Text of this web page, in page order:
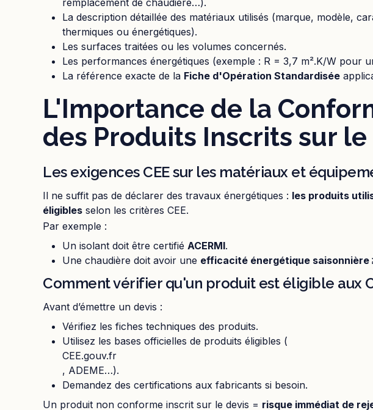
remplacement de chaudière…).
La description détaillée des matériaux utilisés (marque, modèle,
thermiques ou énergétiques).
Les surfaces traitées ou les volumes concernés.
Les performances énergétiques (exemple : R = 3,7 m².K/W pour
La référence exacte de la Fiche d'Opération Standardisée
L'Importance de la
des Produits Inscrits sur le
Les exigences CEE sur les matériaux et
Il ne suffit pas de déclarer des travaux énergétiques : les produits
éligibles selon les critères CEE.
Par exemple :
Un isolant doit être certifié ACERMI.
Une chaudière doit avoir une efficacité énergétique saisonnière
Comment vérifier qu'un produit est éligible aux
Avant d’émettre un devis :
Vérifiez les fiches techniques des produits.
Utilisez les bases officielles de produits éligibles (
CEE.gouv.fr
, ADEME…).
Demandez des certifications aux fabricants si besoin.
Un produit non conforme inscrit sur le devis = risque immédiat de